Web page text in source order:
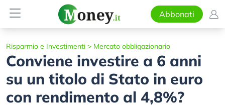
Abbonati
Risparmio e Investimenti > Mercato obbligazionario
Conviene investire a 6 anni
su un titolo di Stato in euro
con rendimento al 4,8%?